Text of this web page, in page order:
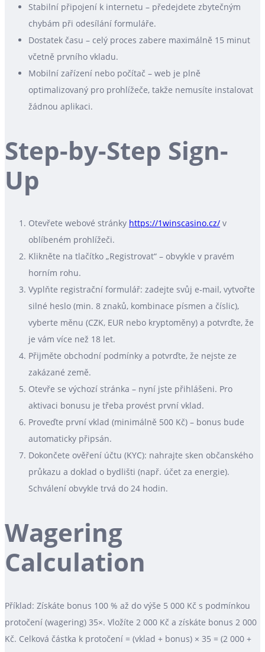
Stabilní připojení k internetu – předejdete zbytečným
chybám při odesílání formuláře.
Dostatek času – celý proces zabere maximálně 15 minut
včetně prvního vkladu.
Mobilní zařízení nebo počítač – web je plně
optimalizovaný pro prohlížeče, takže nemusíte instalovat
žádnou aplikaci.
Step-by-Step Sign-
Up
Otevřete webové stránky https://1winscasino.cz/ v
oblíbeném prohlížeči.
Klikněte na tlačítko „Registrovat“ – obvykle v pravém
horním rohu.
Vyplňte registrační formulář: zadejte svůj e‑mail, vytvořte
silné heslo (min. 8 znaků, kombinace písmen a číslic),
vyberte měnu (CZK, EUR nebo kryptoměny) a potvrďte, že
je vám více než 18 let.
Přijměte obchodní podmínky a potvrďte, že nejste ze
zakázané země.
Otevře se výchozí stránka – nyní jste přihlášeni. Pro
aktivaci bonusu je třeba provést první vklad.
Proveďte první vklad (minimálně 500 Kč) – bonus bude
automaticky připsán.
Dokončete ověření účtu (KYC): nahrajte sken občanského
průkazu a doklad o bydlišti (např. účet za energie).
Schválení obvykle trvá do 24 hodin.
Wagering
Calculation
Příklad: Získáte bonus 100 % až do výše 5 000 Kč s podmínkou
protočení (wagering) 35×. Vložíte 2 000 Kč a získáte bonus 2 000
Kč. Celková částka k protočení = (vklad + bonus) × 35 = (2 000 +